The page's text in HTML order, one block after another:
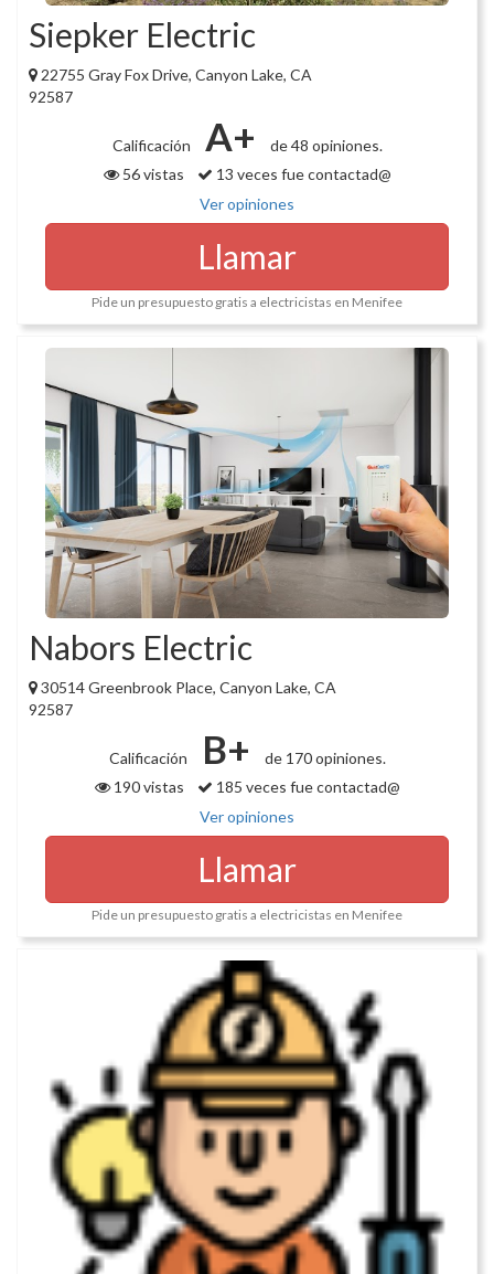
Siepker Electric
22755 Gray Fox Drive, Canyon Lake, CA
92587
Calificación A+
de 48 opiniones.
56 vistas
13 veces fue contactad@
Ver opiniones
Llamar
Pide un presupuesto gratis a electricistas en Menifee
Nabors Electric
30514 Greenbrook Place, Canyon Lake, CA
92587
Calificación B+
de 170 opiniones.
190 vistas
185 veces fue contactad@
Ver opiniones
Llamar
Pide un presupuesto gratis a electricistas en Menifee